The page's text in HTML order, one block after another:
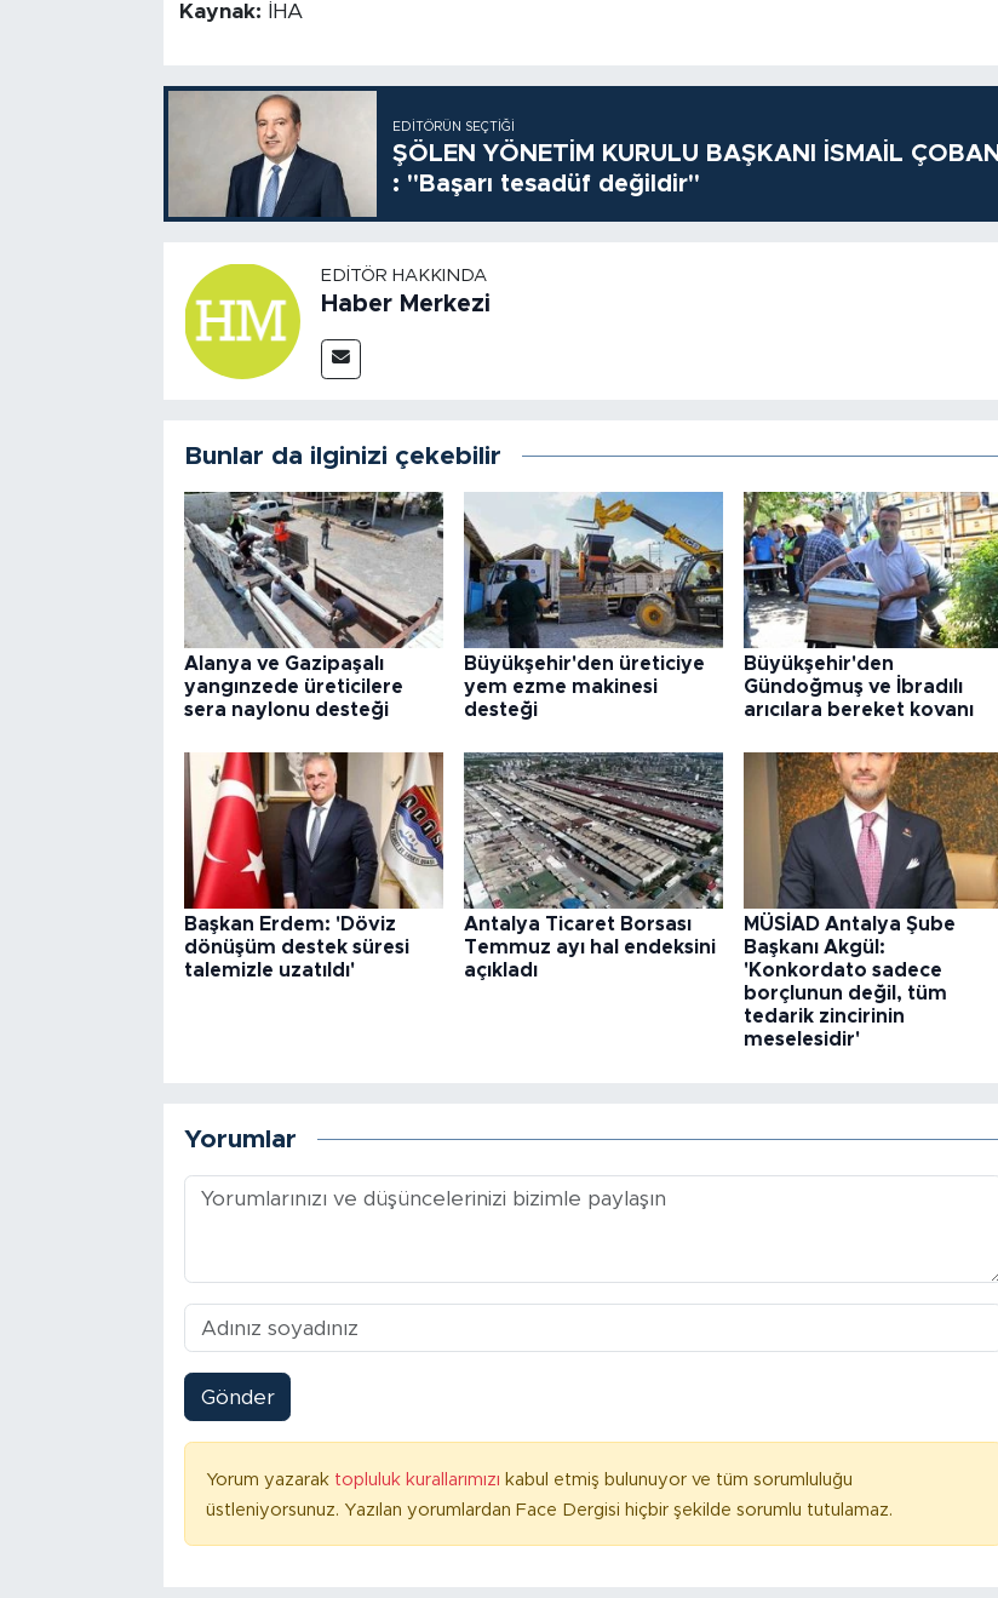
Kaynak: İHA
EDITÖRÜN SEÇTIĞI
ŞÖLEN YÖNETİM KURULU BAŞKANI İSMAİL ÇOBAN
: "Başarı tesadüf değildir"
EDITÖR HAKKINDA
Haber Merkezi
Bunlar da ilginizi çekebilir
Alanya ve Gazipaşalı
yangınzede üreticilere
sera naylonu desteği
Büyükşehir'den üreticiye
yem ezme makinesi
desteği
Büyükşehir'den
Gündoğmuş ve İbradılı
arıcılara bereket kovanı
Başkan Erdem: 'Döviz
dönüşüm destek süresi
talemizle uzatıldı'
Antalya Ticaret Borsası
Temmuz ayı hal endeksini
açıkladı
MÜSİAD Antalya Şube
Başkanı Akgül:
'Konkordato sadece
borçlunun değil, tüm
tedarik zincirinin
meselesidir'
Yorumlar
Gönder
Yorum yazarak topluluk kurallarımızı kabul etmiş bulunuyor ve tüm sorumluluğu
üstleniyorsunuz. Yazılan yorumlardan Face Dergisi hiçbir şekilde sorumlu tutulamaz.